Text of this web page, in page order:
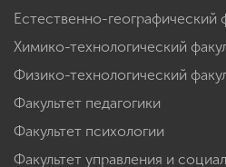
Естественно-географический
Химико-технологический
Физико-технологический
Факультет педагогики
Факультет психологии
Факультет управления и